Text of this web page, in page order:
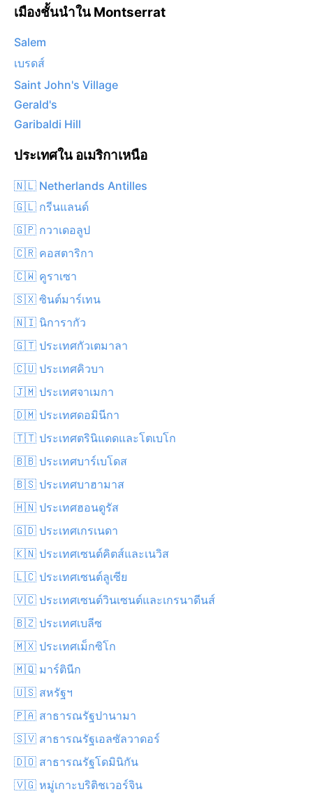
เมืองชั้นนำใน Montserrat
Salem
เบรดส์
Saint John's Village
Gerald's
Garibaldi Hill
ประเทศใน อเมริกาเหนือ
🇳🇱 Netherlands Antilles
🇬🇱 กรีนแลนด์
🇬🇵 กวาเดอลูป
🇨🇷 คอสตาริกา
🇨🇼 คูราเซา
🇸🇽 ซินต์มาร์เทน
🇳🇮 นิการากัว
🇬🇹 ประเทศกัวเตมาลา
🇨🇺 ประเทศคิวบา
🇯🇲 ประเทศจาเมกา
🇩🇲 ประเทศดอมินีกา
🇹🇹 ประเทศตรินิแดดและโตเบโก
🇧🇧 ประเทศบาร์เบโดส
🇧🇸 ประเทศบาฮามาส
🇭🇳 ประเทศฮอนดูรัส
🇬🇩 ประเทศเกรเนดา
🇰🇳 ประเทศเซนต์คิตส์และเนวิส
🇱🇨 ประเทศเซนต์ลูเซีย
🇻🇨 ประเทศเซนต์วินเซนต์และเกรนาดีนส์
🇧🇿 ประเทศเบลีซ
🇲🇽 ประเทศเม็กซิโก
🇲🇶 มาร์ตินีก
🇺🇸 สหรัฐฯ
🇵🇦 สาธารณรัฐปานามา
🇸🇻 สาธารณรัฐเอลซัลวาดอร์
🇩🇴 สาธารณรัฐโดมินิกัน
🇻🇬 หมู่เกาะบริติชเวอร์จิน